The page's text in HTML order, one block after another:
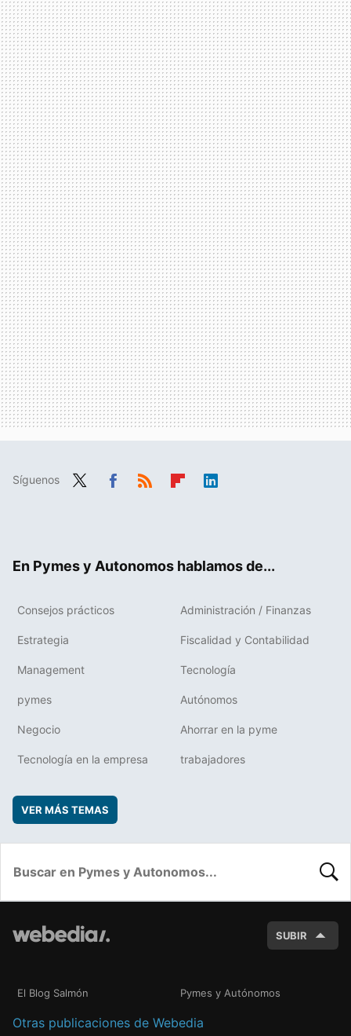
Síguenos
En Pymes y Autonomos hablamos de...
Consejos prácticos Administración / Finanzas
Estrategia Fiscalidad y Contabilidad
Management Tecnología
pymes Autónomos
Negocio Ahorrar en la pyme
Tecnología en la empresa trabajadores
VER MÁS TEMAS
SUBIR
El Blog Salmón Pymes y Autónomos
Otras publicaciones de Webedia